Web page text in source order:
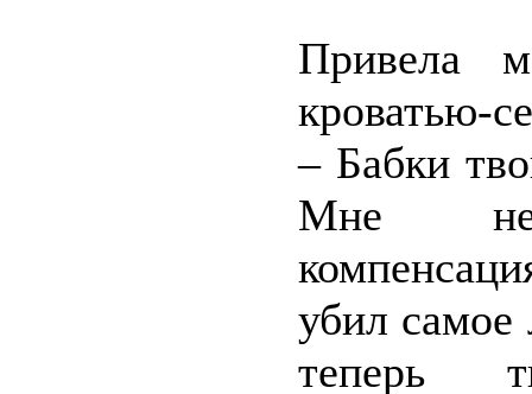
Привела
кроватью-
– Бабки
Мне
убил
теперь